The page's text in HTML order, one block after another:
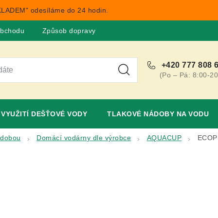
odesíláme do 24 hodin.
Způsob dopravy
+420 777 808
(Po – Pá: 8:00-
VYUŽITÍ DEŠŤOVÉ VODY TLAKOVÉ NÁDOBY NA VODU
Domácí vodárny dle výrobce AQUACUP